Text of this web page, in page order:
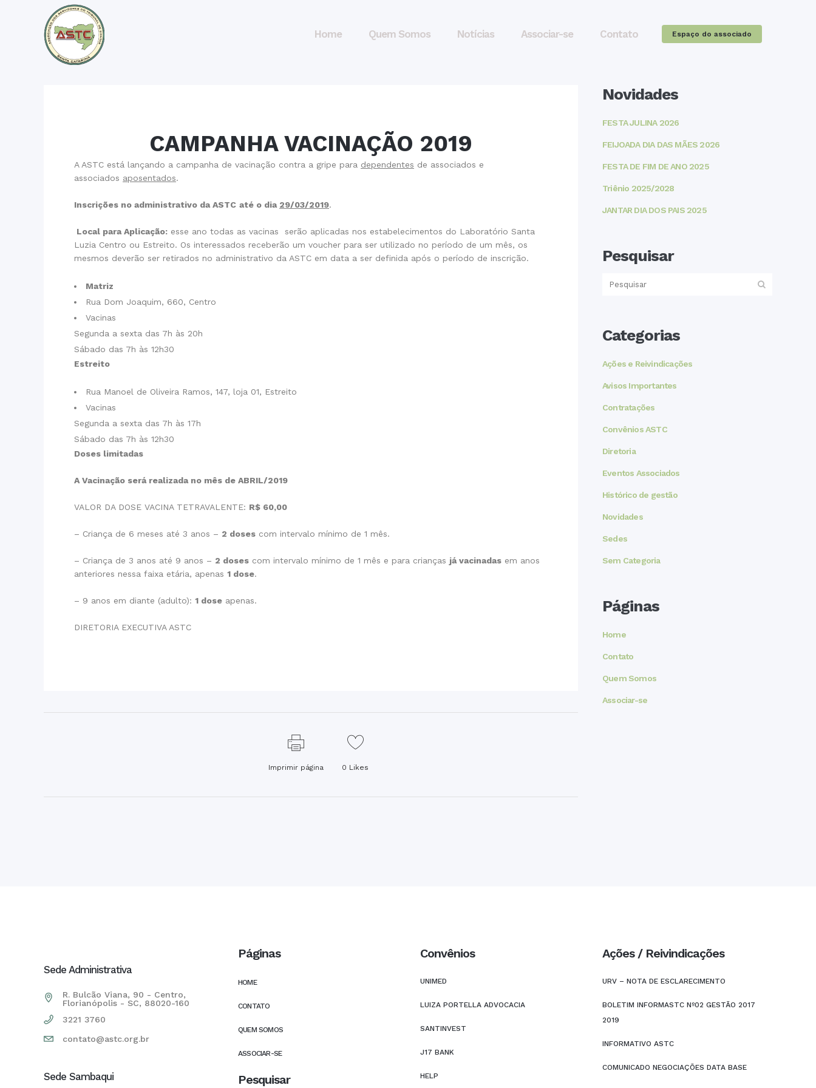
Espaço do associado
Home Quem Somos Notícias Associar-se Contato
CAMPANHA VACINAÇÃO 2019
A ASTC está lançando a campanha de vacinação contra a gripe para dependentes de associados e
associados aposentados.
Inscrições no administrativo da ASTC até o dia 29/03/2019.
Local para Aplicação: esse ano todas as vacinas serão aplicadas nos estabelecimentos do Laboratório Santa
Luzia Centro ou Estreito. Os interessados receberão um voucher para ser utilizado no período de um mês, os
mesmos deverão ser retirados no administrativo da ASTC em data a ser definida após o período de inscrição.
Matriz
Rua Dom Joaquim, 660, Centro
Vacinas
Segunda a sexta das 7h às 20h
Sábado das 7h às 12h30
Estreito
Rua Manoel de Oliveira Ramos, 147, loja 01, Estreito
Vacinas
Segunda a sexta das 7h às 17h
Sábado das 7h às 12h30
Doses limitadas
A Vacinação será realizada no mês de ABRIL/2019
VALOR DA DOSE VACINA TETRAVALENTE: R$ 60,00
– Criança de 6 meses até 3 anos – 2 doses com intervalo mínimo de 1 mês.
– Criança de 3 anos até 9 anos – 2 doses com intervalo mínimo de 1 mês e para crianças já vacinadas em anos
anteriores nessa faixa etária, apenas 1 dose.
– 9 anos em diante (adulto): 1 dose apenas.
DIRETORIA EXECUTIVA ASTC
Imprimir página 0 Likes
Novidades
FESTA JULINA 2026
FEIJOADA DIA DAS MÃES 2026
FESTA DE FIM DE ANO 2025
Triênio 2025/2028
JANTAR DIA DOS PAIS 2025
Pesquisar
Categorias
Ações e Reivindicações
Avisos Importantes
Contratações
Convênios ASTC
Diretoria
Eventos Associados
Histórico de gestão
Novidades
Sedes
Sem Categoria
Páginas
Home
Contato
Quem Somos
Associar-se
Sede Administrativa
R. Bulcão Viana, 90 - Centro,
Florianópolis - SC, 88020-160
3221 3760
contato@astc.org.br
Sede Sambaqui
Páginas
HOME
CONTATO
QUEM SOMOS
ASSOCIAR-SE
Pesquisar
Convênios
UNIMED
LUIZA PORTELLA ADVOCACIA
SANTINVEST
J17 BANK
HELP
Ações / Reivindicações
URV – NOTA DE ESCLARECIMENTO
BOLETIM INFORMASTC Nº02 GESTÃO 2017
2019
INFORMATIVO ASTC
COMUNICADO NEGOCIAÇÕES DATA BASE